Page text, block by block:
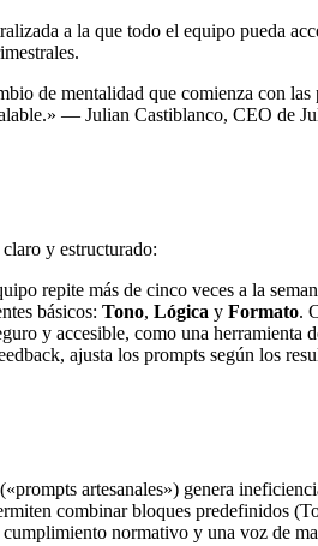
a la que todo el equipo pueda
de mentalidad que comienza con
— Julian Castiblanco, CEO de
y estructurado:
repite más de cinco veces a la
básicos: Tono, Lógica y Formato.
y accesible, como una
ajusta los prompts según los
artesanales») genera
combinar bloques predefinidos
normativo y una voz de